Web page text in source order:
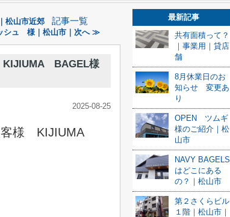
松山市近郊 記事一覧
シュ 様｜松山市｜次へ ≫
KIJIUMA BAGEL様
2025-08-25
客様 KIJIUMA
最新記事
共有面積って？
｜事業用｜貸店
舗
8月休業日のお
知らせ 変更あ
り
OPEN ツムギ
様のご紹介｜松
山市
NAVY BAGELS
はどこにある
の？｜松山市
第２さくらビル
１階｜松山市｜